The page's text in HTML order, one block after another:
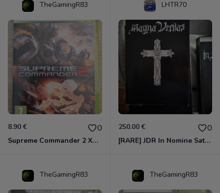
TheGamingR83
8.90 € 0
Supreme Commander 2 Xbox 360
LHTR70
250.00 € 0
[RARE] JDR In Nomine Satanis / Magna Veritas – 1ère Édition BOÎTE (DOS BLANC, 1989) - CROC / Siroz
TheGamingR83 TheGamingR83